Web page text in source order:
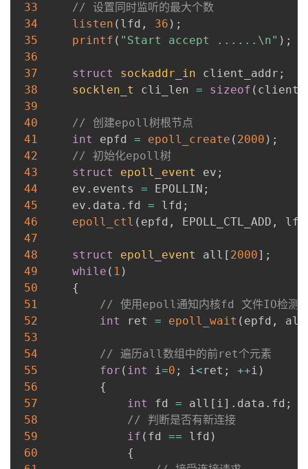
33
// 设置同时监听的最大个数
34
listen ( lfd , 36 ) ;
35
printf ( "Start accept ......\n" ) ;
36
37
struct sockaddr_in client_addr ;
38
socklen_t cli_len = sizeof (
39
40
// 创建epoll树根节点
41
int epfd = epoll_create ( 2000 ) ;
42
// 初始化epoll树
43
struct epoll_event ev ;
44
     ev
. events = EPOLLIN ;
45
     ev
. data . fd = lfd ;
46
epoll_ctl ( epfd , EPOLL_CTL_ADD , lfd
47
48
struct epoll_event all [ 2000] ;
49
while ( 1 )
50
{
51
// 使用epoll通知内核fd 文件
52
int ret = epoll_wait ( epfd , all
53
54
// 遍历all数组中的前ret个元素
55
for ( int i=0 ; i<ret ; ++i )
56
{
57
int fd = all [ i] . data . fd ;
58
// 判断是否有新连接
59
if ( fd == lfd )
60
{